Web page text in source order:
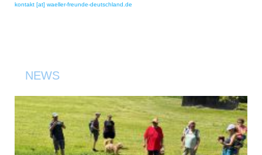
kontakt [at] waeller-freunde-deutschland.de
NEWS